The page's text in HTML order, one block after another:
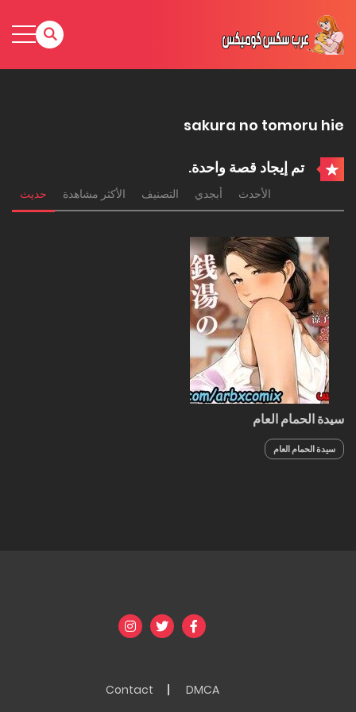
sakura no tomoru hie
تم إيجاد قصة واحدة.
الأحدث أبجدي التصنيف الأكثر مشاهدة حديث
سيدة الحمام العام
سيدة الحمام العام
DMCA
Contact